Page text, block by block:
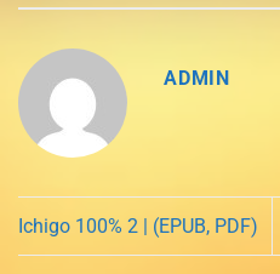
ADMIN
Ichigo 100% 2 | (EPUB, PDF)